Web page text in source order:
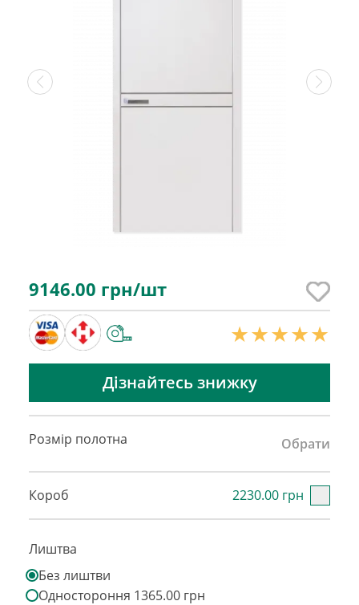
9146.00 грн/шт
Дізнайтесь знижку
Розмір полотна Обрати
Короб 2230.00 грн
Лиштва
Без лиштви
Одностороння 1365.00 грн